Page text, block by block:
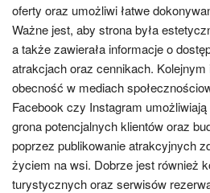
oferty oraz umożliwi łatwe
Ważne jest, aby strona była
a także zawierała informacje o
atrakcjach oraz cennikach.
obecność w mediach
Facebook czy Instagram
grona potencjalnych klientów oraz
poprzez publikowanie atrakcyjnych
życiem na wsi. Dobrze jest również
turystycznych oraz serwisów